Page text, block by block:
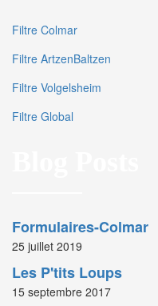
Filtre Colmar
Filtre ArtzenBaltzen
Filtre Volgelsheim
Filtre Global
Formulaires-Colmar
25 juillet 2019
Les P'tits Loups
15 septembre 2017